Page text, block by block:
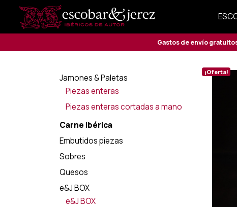
Gastos de envío
Jamones & Paletas
Piezas enteras
Piezas enteras cortadas a mano
Carne ibérica
Embutidos piezas
Sobres
Quesos
e&J BOX
e&J BOX
¡Oferta!